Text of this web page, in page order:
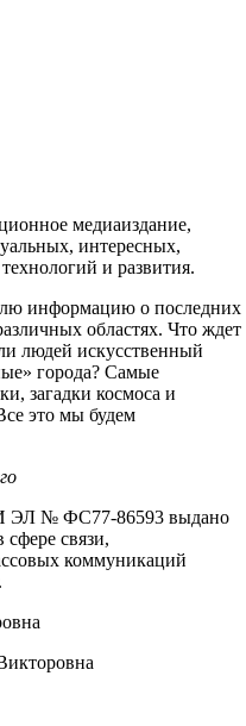
медиаиздание,
интересных,
и развития.
информацию о последних
областях. Что ждет
людей искусственный
города? Самые
загадки космоса и
это мы будем
ЭЛ № ФС77-86593 выдано
связи,
коммуникаций